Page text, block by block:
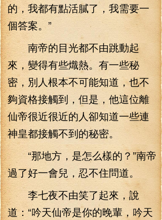
的，我都有點活膩了，我需要一
個答案。”
南帝的目光都不由跳動起
來，變得有些熾熱。有一些秘
密，別人根本不可能知道，也不
夠資格接觸到，但是，他這位離
仙帝很近很近的人卻知道一些連
神皇都接觸不到的秘密。
“那地方，是怎么樣的？”南帝
過了好一會兒，忍不住問道。
李七夜不由笑了起來，說
道：“吟天仙帝是你的晚輩，吟天